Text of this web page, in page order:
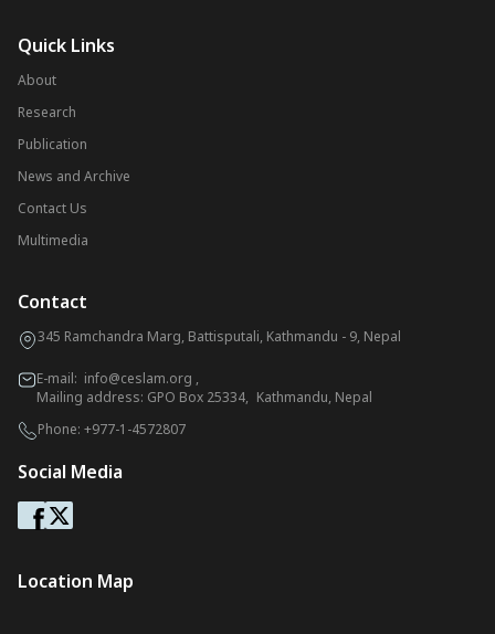
Quick Links
About
Research
Publication
News and Archive
Contact Us
Multimedia
Contact
345 Ramchandra Marg, Battisputali, Kathmandu - 9, Nepal
E-mail: info@ceslam.org ,
Mailing address: GPO Box 25334, Kathmandu, Nepal
Phone: +977-1-4572807
Social Media
Location Map